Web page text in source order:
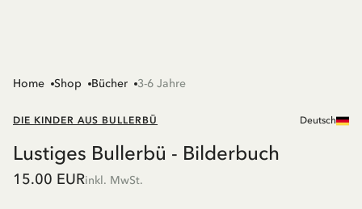
Home Shop Bücher 3-6 Jahre
DIE KINDER AUS BULLERBÜ Deutsch
Lustiges Bullerbü - Bilderbuch
15.00 EURinkl. MwSt.